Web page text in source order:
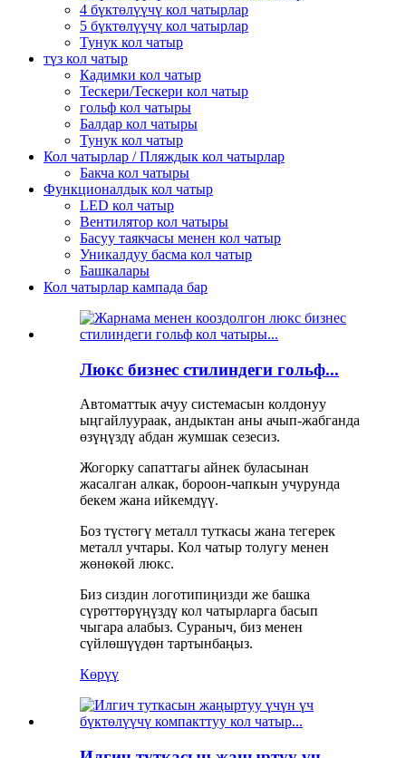
4 бүктөлүүчү кол чатырлар
5 бүктөлүүчү кол чатырлар
Тунук кол чатыр
түз кол чатыр
Кадимки кол чатыр
Тескери/Тескери кол чатыр
гольф кол чатыры
Балдар кол чатыры
Тунук кол чатыр
Кол чатырлар / Пляждык кол чатырлар
Бакча кол чатыры
Функционалдык кол чатыр
LED кол чатыр
Вентилятор кол чатыры
Басуу таякчасы менен кол чатыр
Уникалдуу басма кол чатыр
Башкалары
Кол чатырлар кампада бар
Люкс бизнес стилиндеги гольф...
Автоматтык ачуу системасын колдонуу
ыңгайлуураак, андыктан аны ачып-жабганда
өзүңүздү абдан жумшак сезесиз.
Жогорку сапаттагы айнек буласынан
жасалган алкак, бороон-чапкын учурунда
бекем жана ийкемдүү.
Боз түстөгү металл туткасы жана тегерек
металл учтары. Кол чатыр толугу менен
жөнөкөй люкс.
Биз сиздин логотипиңизди же башка
сүрөттөрүңүздү кол чатырларга басып
чыгара алабыз. Сураныч, биз менен
сүйлөшүүдөн тартынбаңыз.
Көрүү